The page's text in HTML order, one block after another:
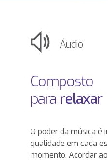
Áudio
Composto
para relaxar
O poder da música é
qualidade em cada
momento. Acordar